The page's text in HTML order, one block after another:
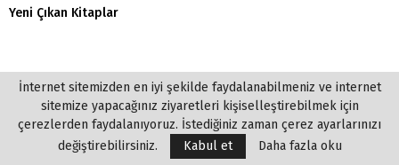
Yeni Çıkan Kitaplar
İnternet sitemizden en iyi şekilde faydalanabilmeniz ve internet
sitemize yapacağınız ziyaretleri kişiselleştirebilmek için
çerezlerden faydalanıyoruz. İstediğiniz zaman çerez ayarlarınızı
değiştirebilirsiniz.
Kabul et Daha fazla oku